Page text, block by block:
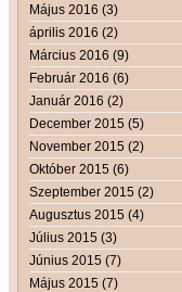
Május 2016 (3)
április 2016 (2)
Március 2016 (9)
Február 2016 (6)
Január 2016 (2)
December 2015 (5)
November 2015 (2)
Október 2015 (6)
Szeptember 2015 (2)
Augusztus 2015 (4)
Július 2015 (3)
Június 2015 (7)
Május 2015 (7)